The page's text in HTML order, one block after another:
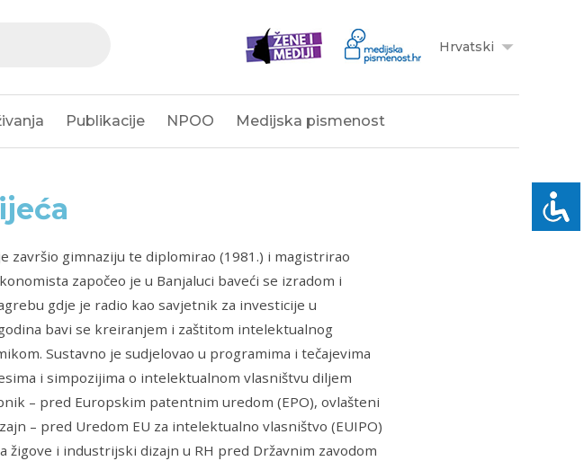
Hrvatski
Publikacije NPOO Medijska pismenost
završio gimnaziju te diplomirao (1981.) i magistrirao
započeo je u Banjaluci baveći se izradom i
gdje je radio kao savjetnik za investicije u
bavi se kreiranjem i zaštitom intelektualnog
Sustavno je sudjelovao u programima i tečajevima
i simpozijima o intelektualnom vlasništvu diljem
– pred Europskim patentnim uredom (EPO), ovlašteni
– pred Uredom EU za intelektualno vlasništvo (EUIPO)
i industrijski dizajn u RH pred Državnim zavodom